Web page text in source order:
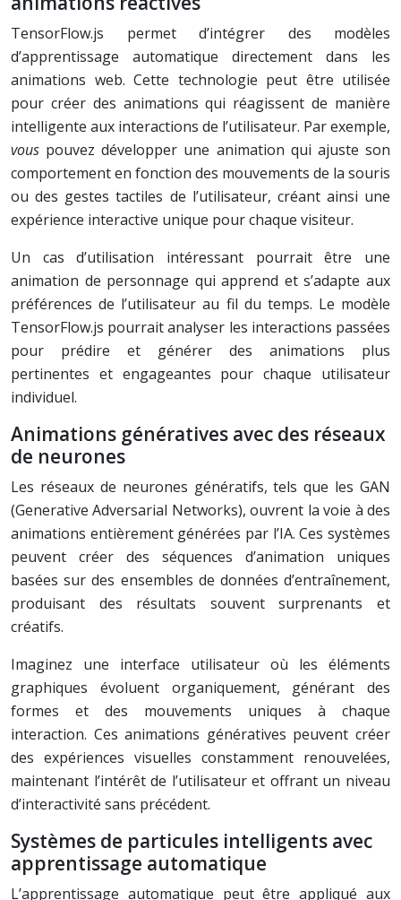
TensorFlow.js permet d’intégrer des modèles
d’apprentissage automatique directement dans les
animations web. Cette technologie peut être utilisée
pour créer des animations qui réagissent de manière
intelligente aux interactions de l’utilisateur. Par exemple,
vous pouvez développer une animation qui ajuste son
comportement en fonction des mouvements de la souris
ou des gestes tactiles de l’utilisateur, créant ainsi une
expérience interactive unique pour chaque visiteur.
Un cas d’utilisation intéressant pourrait être une
animation de personnage qui apprend et s’adapte aux
préférences de l’utilisateur au fil du temps. Le modèle
TensorFlow.js pourrait analyser les interactions passées
pour prédire et générer des animations plus
pertinentes et engageantes pour chaque utilisateur
individuel.
Animations génératives avec des réseaux
de neurones
Les réseaux de neurones génératifs, tels que les GAN
(Generative Adversarial Networks), ouvrent la voie à des
animations entièrement générées par l’IA. Ces systèmes
peuvent créer des séquences d’animation uniques
basées sur des ensembles de données d’entraînement,
produisant des résultats souvent surprenants et
créatifs.
Imaginez une interface utilisateur où les éléments
graphiques évoluent organiquement, générant des
formes et des mouvements uniques à chaque
interaction. Ces animations génératives peuvent créer
des expériences visuelles constamment renouvelées,
maintenant l’intérêt de l’utilisateur et offrant un niveau
d’interactivité sans précédent.
Systèmes de particules intelligents avec
apprentissage automatique
L’apprentissage automatique peut être appliqué aux